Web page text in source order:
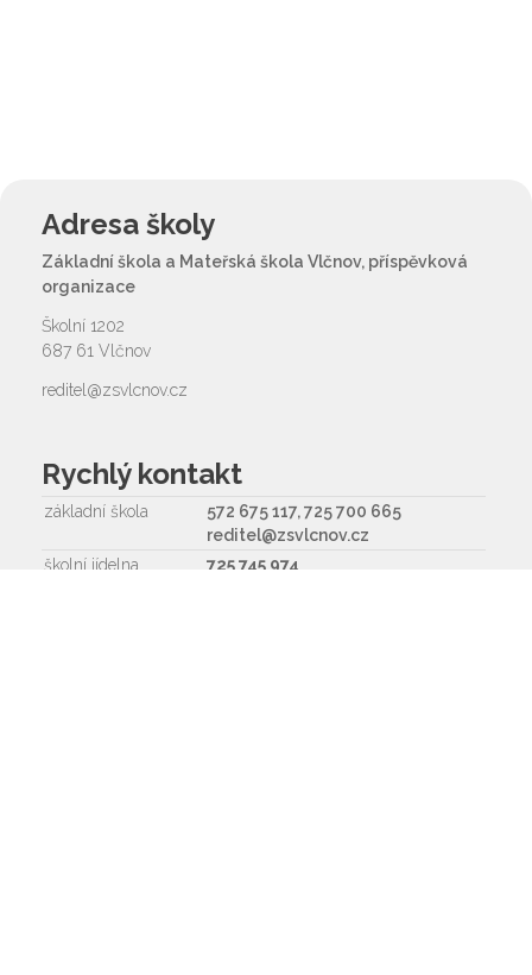
Adresa školy
Základní škola a Mateřská škola Vlčnov, příspěvková
organizace
Školní 1202
687 61 Vlčnov
reditel@zsvlcnov.cz
Rychlý kontakt
základní škola
572 675 117, 725 700 665
reditel@zsvlcnov.cz
školní jídelna
725 745 974